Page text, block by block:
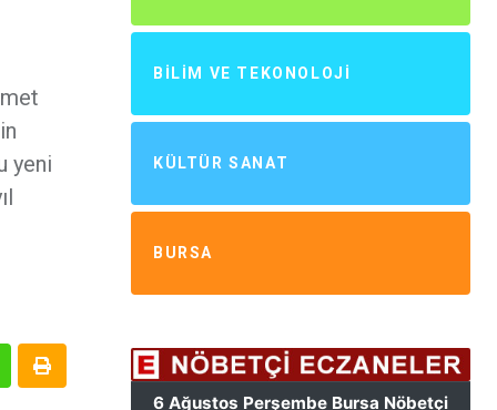
yeni
BILIM VE TEKONOLOJI
KÜLTÜR SANAT
BURSA